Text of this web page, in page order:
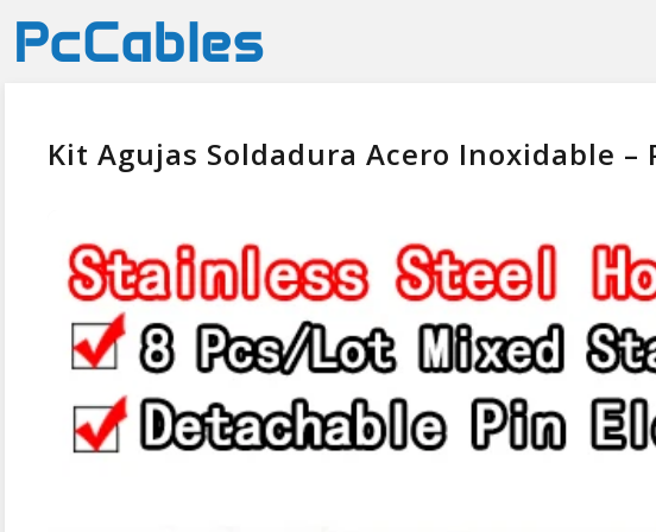
Kit Agujas Soldadura Acero Inoxidable